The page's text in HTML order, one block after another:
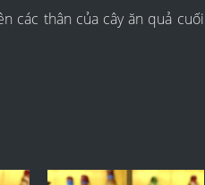
các thân của cây ăn quả cuối